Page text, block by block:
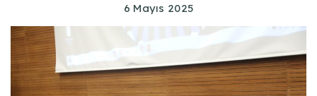
6 Mayıs 2025